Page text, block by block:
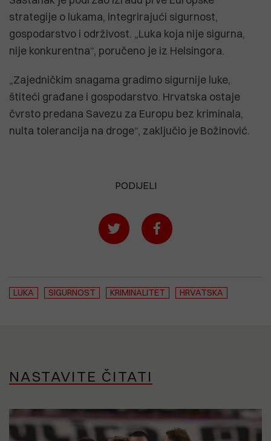
strategije o lukama, integrirajući sigurnost,
gospodarstvo i održivost. „Luka koja nije sigurna,
nije konkurentna“, poručeno je iz Helsingora.
„Zajedničkim snagama gradimo sigurnije luke,
štiteći građane i gospodarstvo. Hrvatska ostaje
čvrsto predana Savezu za Europu bez kriminala,
nulta tolerancija na droge“, zaključio je Božinović.
PODIJELI
LUKA SIGURNOST KRIMINALITET HRVATSKA
NASTAVITE ČITATI